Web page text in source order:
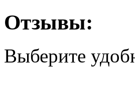
Отзывы:
Выберите